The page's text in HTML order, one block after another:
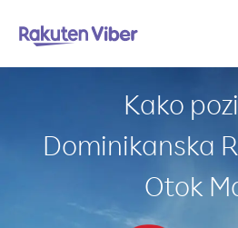
Kako
Dominikanska
Otok